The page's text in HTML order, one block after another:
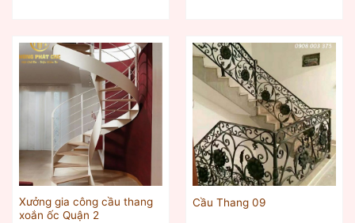
Xưởng gia công cầu thang
xoắn ốc Quận 2
Cầu Thang 09